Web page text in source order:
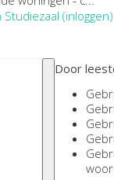
Studiezaal (inloggen)
Door